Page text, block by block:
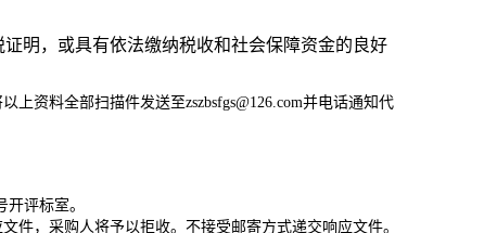
明，或具有依法缴纳税收和社会保障资金的良好
上资料全部扫描件发送至zszbsfgs@126.com并电话通知代
评标室。
件，采购人将予以拒收。不接受邮寄方式递交响应文件。